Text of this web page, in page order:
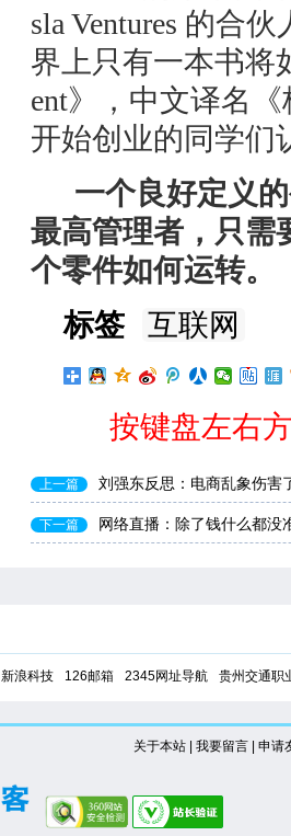
sla Ventures 的合
界上只有一本书将
ent》，中文译名
开始创业的同学们
一个良好定义的
最高管理者，只需
个零件如何运转。
标签
互联网
按键盘左右
上一篇 刘强东反思：电商乱象伤害
下一篇 网络直播：除了钱什么都没
新浪科技 126邮箱 2345网址导航 贵州交通职
关于本站| 我要留言| 申请